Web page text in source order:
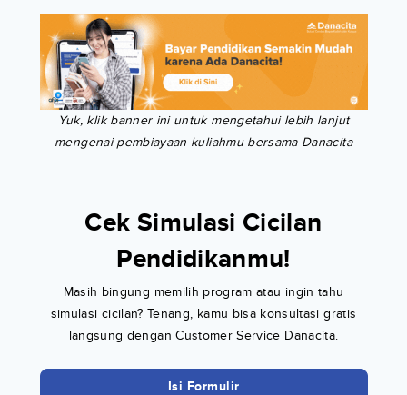
Yuk, klik banner ini untuk mengetahui lebih lanjut
mengenai pembiayaan kuliahmu bersama Danacita
Cek Simulasi Cicilan
Pendidikanmu!
Masih bingung memilih program atau ingin tahu
simulasi cicilan? Tenang, kamu bisa konsultasi gratis
langsung dengan Customer Service Danacita.
Isi Formulir